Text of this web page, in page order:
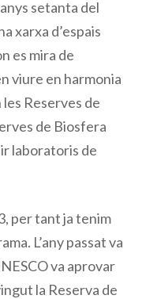
setanta del
xarxa d’espais
es mira de
viure en harmonia
Reserves de
de Biosfera
laboratoris de
per tant ja tenim
L’any passat va
va aprovar
la Reserva de